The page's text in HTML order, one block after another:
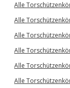
Alle
Alle
Alle
Alle
Alle
Alle